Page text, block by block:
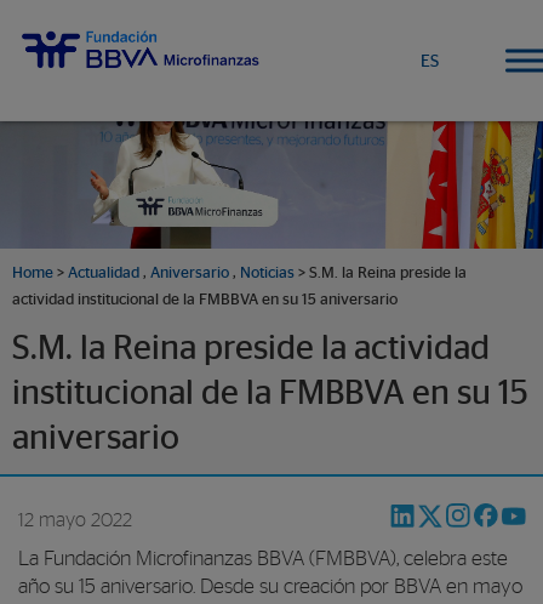
ES
Home > Actualidad , Aniversario , Noticias > S.M. la Reina preside la
actividad institucional de la FMBBVA en su 15 aniversario
S.M. la Reina preside la actividad
institucional de la FMBBVA en su 15
aniversario
12 mayo 2022
La Fundación Microfinanzas BBVA (FMBBVA), celebra este
año su 15 aniversario. Desde su creación por BBVA en mayo